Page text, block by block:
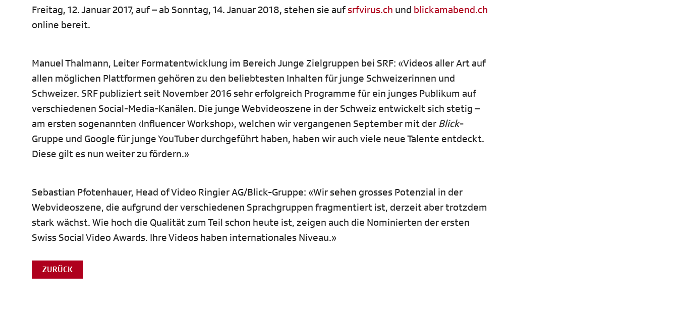
Freitag, 12. Januar 2017, auf – ab Sonntag, 14. Januar 2018, stehen sie aufsrfvirus.ch und blickamabend.ch
online bereit.
Manuel Thalmann, Leiter Formatentwicklung im Bereich Junge Zielgruppen bei SRF: «Videos aller Art auf
allen möglichen Plattformen gehören zu den beliebtesten Inhalten für junge Schweizerinnen und
Schweizer. SRF publiziert seit November 2016 sehr erfolgreich Programme für ein junges Publikum auf
verschiedenen Social-Media-Kanälen. Die junge Webvideoszene in der Schweiz entwickelt sich stetig –
am ersten sogenannten ‹Influencer Workshop›, welchen wir vergangenen September mit der Blick-
Gruppe und Google für junge YouTuber durchgeführt haben, haben wir auch viele neue Talente entdeckt.
Diese gilt es nun weiter zu fördern.»
Sebastian Pfotenhauer, Head of Video Ringier AG/Blick-Gruppe: «Wir sehen grosses Potenzial in der
Webvideoszene, die aufgrund der verschiedenen Sprachgruppen fragmentiert ist, derzeit aber trotzdem
stark wächst. Wie hoch die Qualität zum Teil schon heute ist, zeigen auch die Nominierten der ersten
Swiss Social Video Awards. Ihre Videos haben internationales Niveau.»
ZURÜCK